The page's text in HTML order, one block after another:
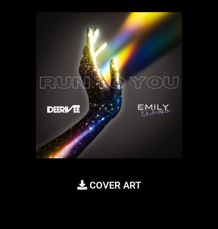
COVER ART